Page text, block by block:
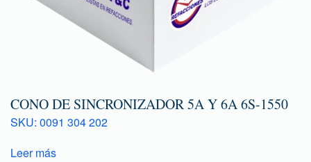
CONO DE SINCRONIZADOR 5A Y 6A 6S-1550
SKU: 0091 304 202
Leer más